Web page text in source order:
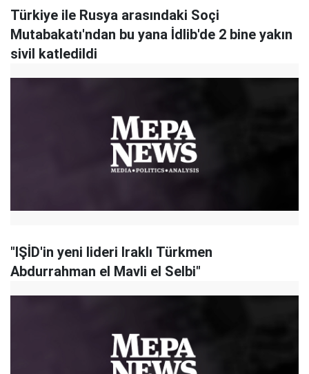
Türkiye ile Rusya arasındaki Soçi
Mutabakatı'ndan bu yana İdlib'de 2 bine yakın
sivil katledildi
"IŞİD'in yeni lideri Iraklı Türkmen
Abdurrahman el Mavli el Selbi"